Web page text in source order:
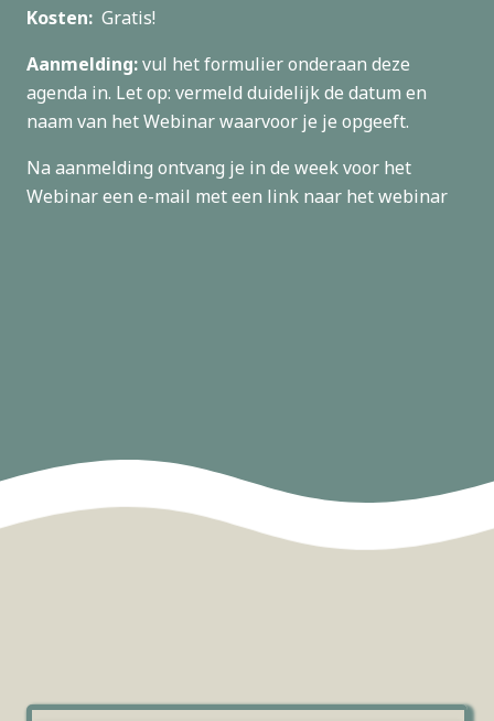
Kosten: Gratis!
Aanmelding:vul het formulier onderaan deze
agenda in. Let op: vermeld duidelijk de datum en
naam van het Webinar waarvoor je je opgeeft.
Na aanmelding ontvang je in de week voor het
Webinar een e-mail met een link naar het webinar